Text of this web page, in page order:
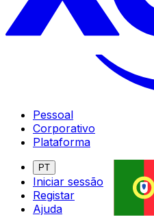
Pessoal
Corporativo
Plataforma
PT
Iniciar sessão
Registar
Ajuda